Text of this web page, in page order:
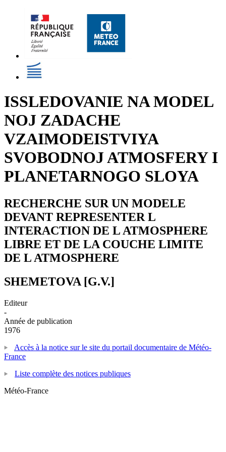
ISSLEDOVANIE NA MODEL
NOJ ZADACHE
VZAIMODEISTVIYA
SVOBODNOJ ATMOSFERY I
PLANETARNOGO SLOYA
RECHERCHE SUR UN MODELE
DEVANT REPRESENTER L
INTERACTION DE L ATMOSPHERE
LIBRE ET DE LA COUCHE LIMITE
DE L ATMOSPHERE
SHEMETOVA [G.V.]
Editeur
-
Année de publication
1976
Accès à la notice sur le site du portail documentaire de Météo-
France
Liste complète des notices publiques
Météo-France